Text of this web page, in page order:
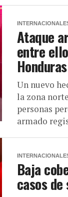
Ataque
entre
Honduras
Un nuevo
la zona
personas
armado
Baja
casos